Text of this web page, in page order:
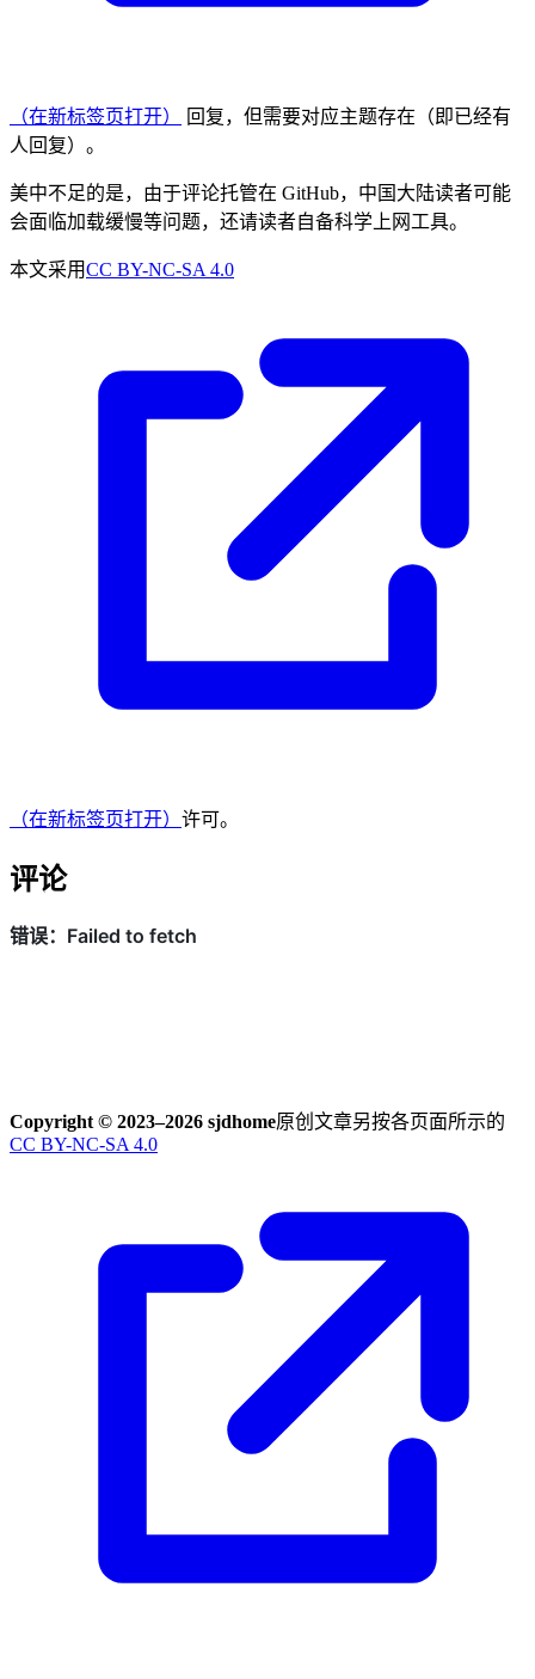
（在新标签页打开）
回复，但需要对应主题存在（即已经有
人回复）。
美中不足的是，由于评论托管在 GitHub，中国大陆读者可能
会面临加载缓慢等问题，还请读者自备科学上网工具。
本文采用CC BY-NC-SA 4.0
（在新标签页打开） 许可。
评论
Copyright © 2023–2026 sjdhome原创文章另按各页面所示的
CC BY-NC-SA 4.0